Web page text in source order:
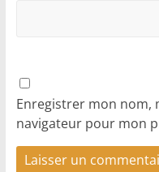
Enregistrer mon nom,
navigateur pour mon